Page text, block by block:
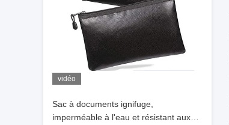
vidéo
Sac à documents ignifuge,
imperméable à l'eau et résistant aux